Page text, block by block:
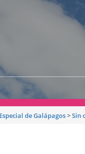
de Galápagos>Sin